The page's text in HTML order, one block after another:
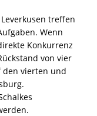
treffen
Wenn
Konkurrenz
von vier
den vierten und